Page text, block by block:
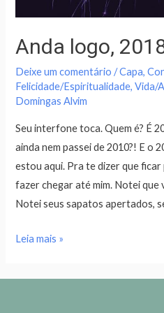
Anda logo,
Deixe um comentário /Capa,
Felicidade/Espiritualidade,Vida/
Domingas Alvim
Seu interfone toca. Quem é? É
ainda nem passei de 2010?! E o
estou aqui. Pra te dizer que
fazer chegar até mim. Notei que
Notei seus sapatos apertados,
Leia mais »